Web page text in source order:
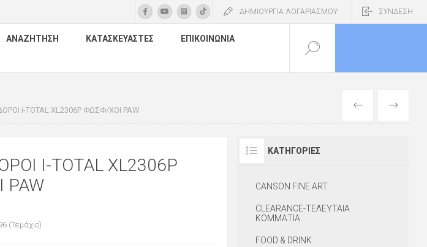
ΔΗΜΙΟΥΡΓΙΑ ΛΟΓΑΡΙΑΣΜΟΥ ΣΥΝΔΕΣΗ
ΑΝΑΖΉΤΗΣΗ ΚΑΤΑΣΚΕΥΑΣΤΈΣ
ΕΠΙΚΟΙΝΩΝΊΑ
i-TOTAL XL2306P ΦΩΣΦ/ΧΟΙ PAW ΕΠΌΜΕΝΟ
I-TOTAL XL2306P
(Τεμάχιο)
ΚΑΤΗΓΟΡΊΕΣ
CANSON FINE ART
CLEARANCE-ΤΕΛΕΥΤΑΙΑ
ΚΟΜΜΑΤΙΑ
FOOD & DRINK